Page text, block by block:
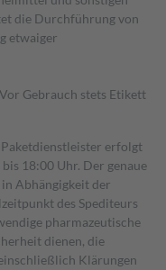
die Durchführung von
etwaiger
Gebrauch stets Etikett
erfolgt
18:00 Uhr. Der genaue
Abhängigkeit der
des Spediteurs
pharmazeutische
dienen, die
Klärungen